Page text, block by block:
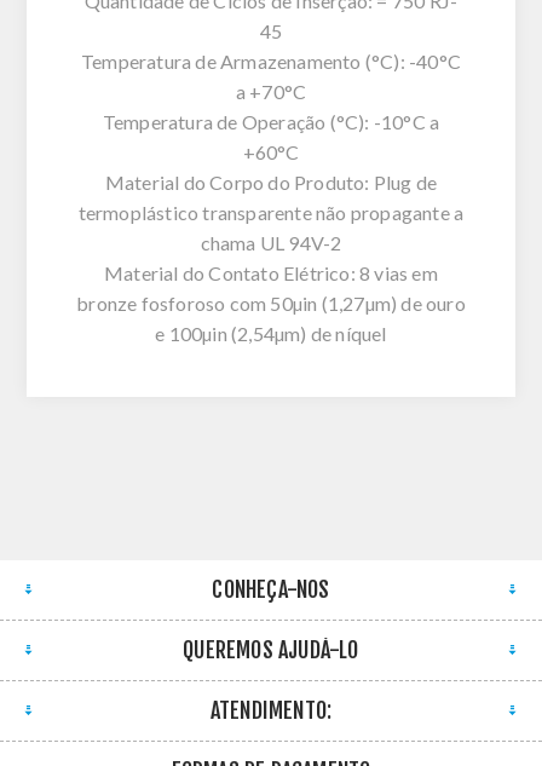
45
Temperatura de Armazenamento (°C): -40°C
a +70°C
Temperatura de Operação (°C): -10°C a
+60°C
Material do Corpo do Produto: Plug de
termoplástico transparente não propagante a
chama UL 94V-2
Material do Contato Elétrico: 8 vias em
bronze fosforoso com 50µin (1,27µm) de ouro
e 100µin (2,54µm) de níquel
CONHEÇA-NOS
QUEREMOS AJUDÁ-LO
ATENDIMENTO: